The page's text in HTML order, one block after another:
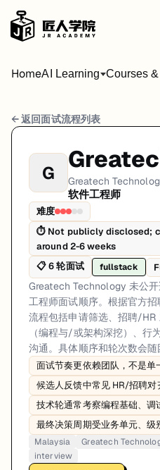
HomeAI Learning Courses
Greatech Technology
岗位方向: fullstack
Greatech Technology 未公开适用
Greatech Technology的软件工程
第1轮 (Varies): 候选人通常
面试亮点: Interview sequencing
标签: Malaysia, Greatech
← 返回面试流程列表
G Greatech
软件工程师
难度
⏱ Not publicly disclosed;
around 2-6 weeks
📋6轮面试 fullstack
Greatech Technology 未公
工程师面试顺序。根据官方
流程包括申请筛选、招聘/
（编程与/或架构深挖）、
沟通。具体顺序和轮次数会随
面试节奏更依赖团队，不是单
候选人反馈中常见 HR/招聘对
技术轮通常考察编程基础、调
最终决策周期受业务单元、级
Malaysia Greatech
interview